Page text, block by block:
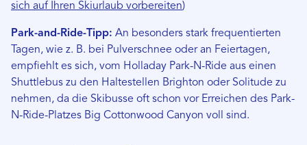
sich auf Ihren Skiurlaub vorbereiten)
Park-and-Ride-Tipp: An besonders stark frequentierten
Tagen, wie z. B. bei Pulverschnee oder an Feiertagen,
empfiehlt es sich, vom Holladay Park-N-Ride aus einen
Shuttlebus zu den Haltestellen Brighton oder Solitude zu
nehmen, da die Skibusse oft schon vor Erreichen des Park-
N-Ride-Platzes Big Cottonwood Canyon voll sind.